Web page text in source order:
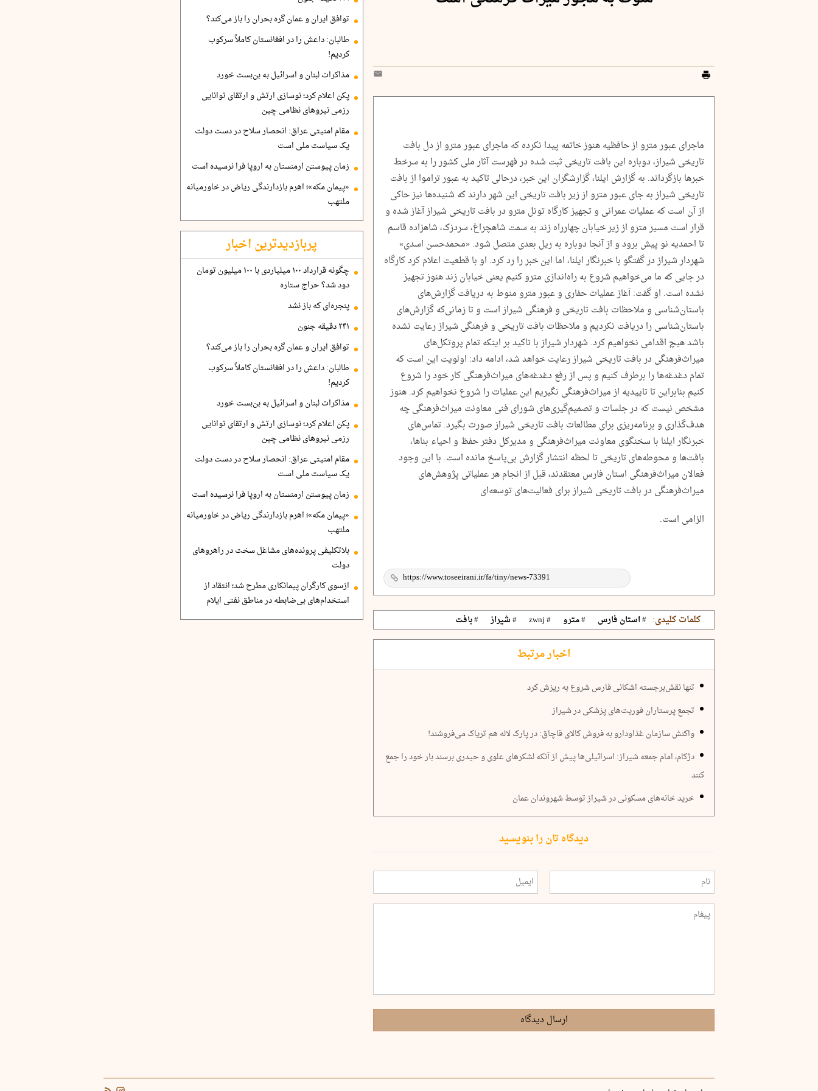
ماجرای عبور مترو از حافظیه هنوز خاتمه پیدا نکرده که ماجرای عبور مترو از دل بافت
تاریخی شیراز، دوباره این بافت تاریخی ثبت شده در فهرست آثار ملی کشور را به سرخط
خبرها بازگرداند. به‌ گزارش ایلنا، گزارشگران این خبر، درحالی تاکید به عبور تراموا از بافت
تاریخی شیراز به جای عبور مترو از زیر بافت تاریخی این شهر دارند که شنیده‌ها نیز حاکی
از آن است که عملیات عمرانی و تجهیز کارگاه تونل مترو در بافت تاریخی شیراز آغاز شده و
قرار است مسیر مترو از زیر خیابان چهارراه زند به سمت شاهچراغ، سردزک، شاهزاده قاسم
تا احمدیه نو پیش برود و از آنجا دوباره به ریل بعدی متصل شود. «محمدحسن اسدی»
شهردار شیراز در گفتگو با خبرنگار ایلنا، اما این خبر را رد کرد. او با قطعیت اعلام کرد کارگاه
در جایی که ما می‌خواهیم شروع به راه‌اندازی مترو کنیم یعنی خیابان زند هنوز تجهیز
نشده است. او گفت: آغاز عملیات حفاری و عبور مترو منوط به دریافت گزارش‌های
باستان‌شناسی و ملاحظات بافت تاریخی و فرهنگی شیراز است و تا زمانی‌که گزارش‌های
باستان‌شناسی را دریافت نکردیم و ملاحظات بافت تاریخی و فرهنگی شیراز رعایت نشده
باشد هیچ اقدامی نخواهیم کرد. شهردار شیراز با تاکید بر اینکه تمام پروتکل‌های
میراث‌فرهنگی در بافت تاریخی شیراز رعایت خواهد شد، ادامه داد: اولویت این است که
تمام دغدغه‌ها را برطرف کنیم و پس از رفع دغدغه‌های میراث‌فرهنگی کار خود را شروع
کنیم بنابراین تا تاییدیه از میراث‌فرهنگی نگیریم این عملیات را شروع نخواهیم کرد. هنوز
مشخص نیست که در جلسات و تصمیم‌گیری‌های شورای فنی معاونت میراث‌فرهنگی چه
هدف‌گذاری و برنامه‌ریزی برای مطالعات بافت تاریخی شیراز صورت بگیرد. تماس‌های
خبرنگار ایلنا با سخنگوی معاونت میراث‌فرهنگی و مدیرکل دفتر حفظ و احیاء بناها،
بافت‌ها و محوطه‌های تاریخی تا لحظه انتشار گزارش بی‌پاسخ مانده است. با این وجود
فعالان میراث‌فرهنگی استان فارس معتقدند، قبل از انجام هر عملیاتی پژوهش‌های
میراث‌فرهنگی در بافت تاریخی شیراز برای فعالیت‌های توسعه‌ای
الزامی است.
کلمات کلیدی: # استان فارس # مترو # zwnj # شیراز # بافت
اخبار مرتبط
تنها نقش‌برجسته اشکانی فارس شروع به ریزش کرد
تجمع پرستاران فوریت‌های پزشکی در شیراز
واکنش سازمان غذاودارو به فروش کالای قاچاق: در پارک لاله هم تریاک می‌فروشند!
دژکام، ‌امام جمعه شیراز: اسرائیلی‌ها پیش از آنکه لشکرهای علوی و حیدری برسند بار خود را جمع
‌کنند
خرید خانه‌های مسکونی در شیراز توسط شهروندان عمان
دیدگاه تان را بنویسید
ارسال دیدگاه
توافق ایران و عمان گره بحران را باز می‌کند؟
طالبان: داعش را در افغانستان کاملاً سرکوب
کردیم!
مذاکرات لبنان و اسرائیل به بن‌بست خورد
پکن اعلام کرد؛ نوسازی ارتش و ارتقای توانایی
رزمی نیروهای نظامی چین
مقام امنیتی عراق: انحصار سلاح در دست دولت
یک سیاست ملی است
زمان پیوستن ارمنستان به اروپا فرا نرسیده است
«پیمان مکه»؛ اهرم بازدارندگی ریاض در خاورمیانه
ملتهب
پربازدیدترین اخبار
چگونه قرارداد ۱۰۰ میلیاردی با ۱۰۰ میلیون تومان
دود شد؟ حراج ستاره
پنجره‌ای که باز نشد
۲۴۱ دقیقه جنون
توافق ایران و عمان گره بحران را باز می‌کند؟
طالبان: داعش را در افغانستان کاملاً سرکوب
کردیم!
مذاکرات لبنان و اسرائیل به بن‌بست خورد
پکن اعلام کرد؛ نوسازی ارتش و ارتقای توانایی
رزمی نیروهای نظامی چین
مقام امنیتی عراق: انحصار سلاح در دست دولت
یک سیاست ملی است
زمان پیوستن ارمنستان به اروپا فرا نرسیده است
«پیمان مکه»؛ اهرم بازدارندگی ریاض در خاورمیانه
ملتهب
بلاتکلیفی پرونده‌های مشاغل سخت در راهروهای
دولت
ازسوی کارگران پیمانکاری مطرح شد؛ انتقاد از
استخدام‌های بی‌ضابطه در مناطق نفتی ایلام